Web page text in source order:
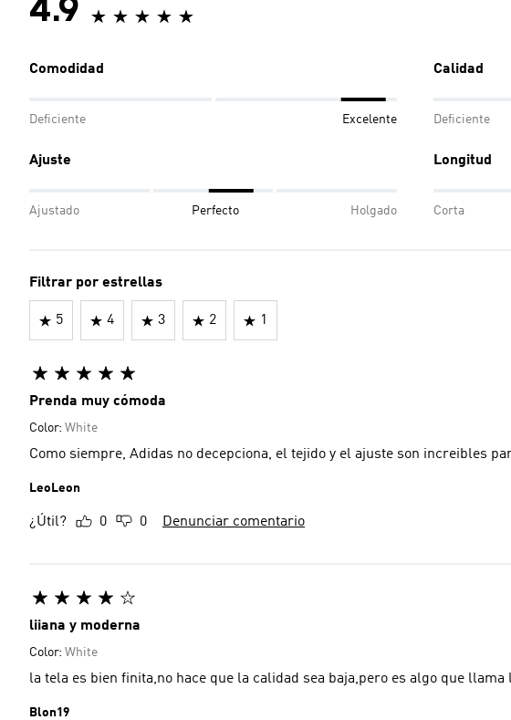
4.9
Comodidad
Deficiente Excelente
Calidad
Deficiente
Ajuste
Ajustado Perfecto Holgado
Longitud
Corta
Filtrar por estrellas
5 4 3 2 1
Prenda muy cómoda
Color: White
Como siempre, Adidas no decepciona, el tejido y el ajuste son increibles
LeoLeon
¿Útil? 0 0 Denunciar comentario
liiana y moderna
Color: White
la tela es bien finita,no hace que la calidad sea baja,pero es algo que
Blon19